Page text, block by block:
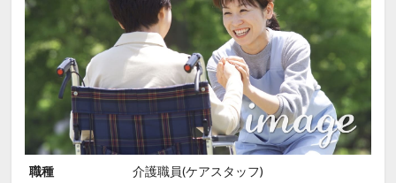
職種
介護職員(ケアスタッフ)